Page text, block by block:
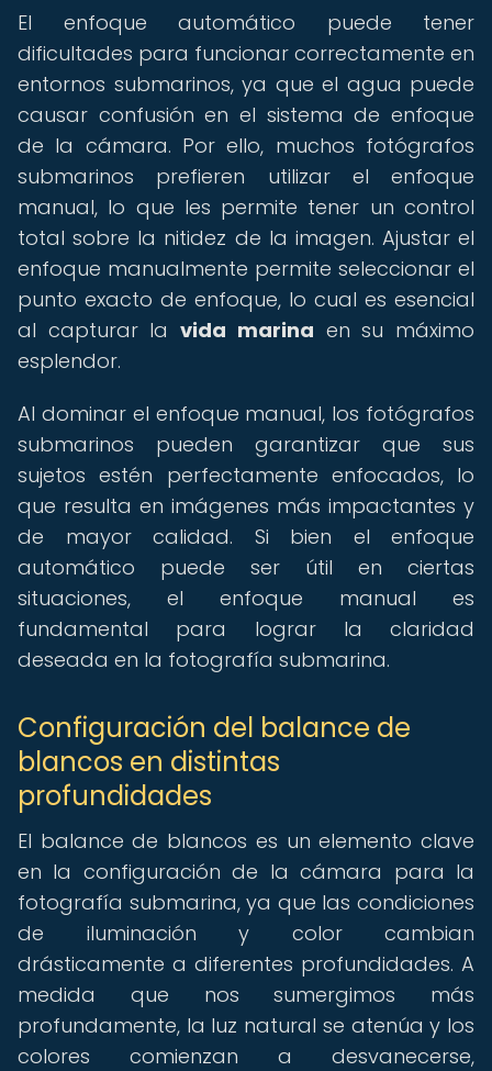
El enfoque automático puede tener
dificultades para funcionar correctamente en
entornos submarinos, ya que el agua puede
causar confusión en el sistema de enfoque
de la cámara. Por ello, muchos fotógrafos
submarinos prefieren utilizar el enfoque
manual, lo que les permite tener un control
total sobre la nitidez de la imagen. Ajustar el
enfoque manualmente permite seleccionar el
punto exacto de enfoque, lo cual es esencial
al capturar lavida marina en su máximo
esplendor.
Al dominar el enfoque manual, los fotógrafos
submarinos pueden garantizar que sus
sujetos estén perfectamente enfocados, lo
que resulta en imágenes más impactantes y
de mayor calidad. Si bien el enfoque
automático puede ser útil en ciertas
situaciones, el enfoque manual es
fundamental para lograr la claridad
deseada en la fotografía submarina.
Configuración del balance de
blancos en distintas
profundidades
El balance de blancos es un elemento clave
en la configuración de la cámara para la
fotografía submarina, ya que las condiciones
de iluminación y color cambian
drásticamente a diferentes profundidades. A
medida que nos sumergimos más
profundamente, la luz natural se atenúa y los
colores comienzan a desvanecerse,